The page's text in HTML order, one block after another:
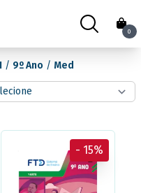
0
/ 9º Ano / Med
- 15%